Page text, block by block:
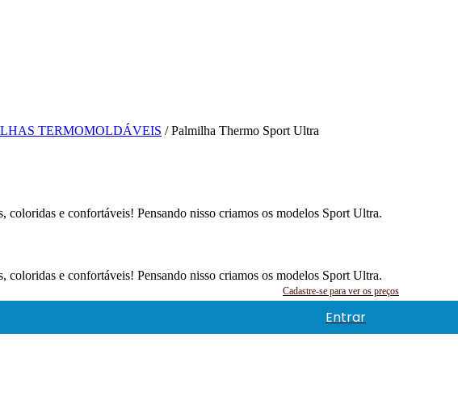
TERMOMOLDÁVEIS / Palmilha Thermo Sport Ultra
coloridas e confortáveis! Pensando nisso criamos os modelos Sport Ultra.
coloridas e confortáveis! Pensando nisso criamos os modelos Sport Ultra.
Cadastre-se para ver os preços
Entrar